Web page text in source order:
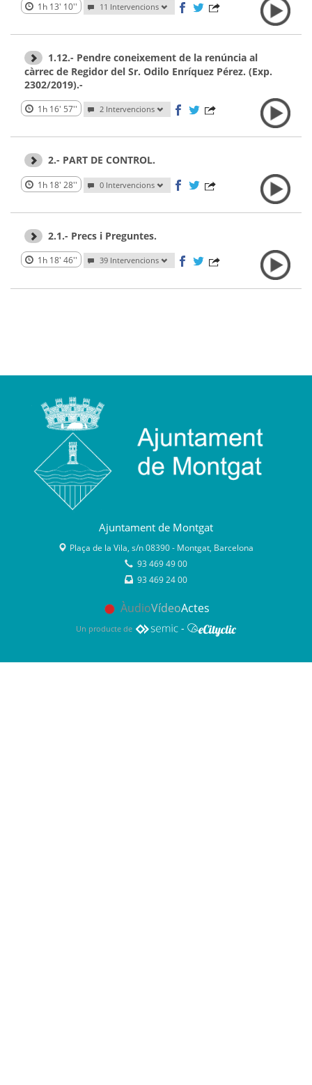
1h 13' 10'' 11 Intervencions
1.12.- Pendre coneixement de la renúncia al
càrrec de Regidor del Sr. Odilo Enríquez Pérez. (Exp.
2302/2019).-
1h 16' 57'' 2 Intervencions
2.- PART DE CONTROL.
1h 18' 28'' 0 Intervencions
2.1.- Precs i Preguntes.
1h 18' 46'' 39 Intervencions
Ajuntament de Montgat
Plaça de la Vila, s/n 08390 - Montgat, Barcelona
93 469 49 00
93 469 24 00
ÀudioVídeoActes
Un producte de -